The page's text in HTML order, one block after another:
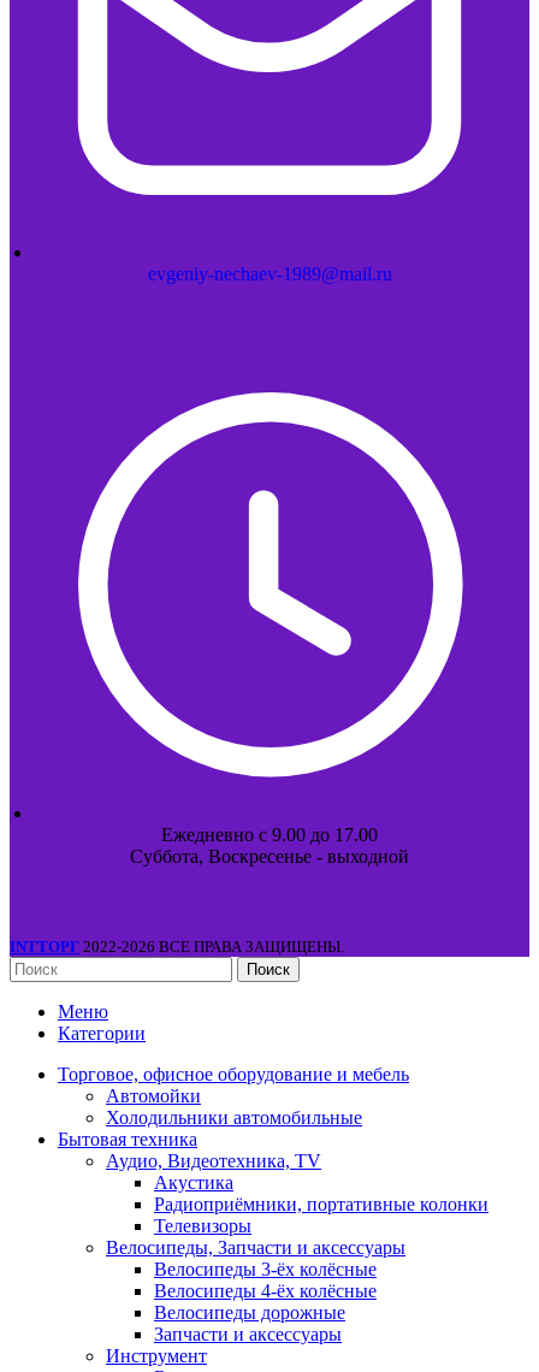
evgeniy-nechaev-1989@mail.ru
Ежедневно с 9.00 до 17.00
Суббота, Воскресенье - выходной
INTТОРГ 2022-2026 ВСЕ ПРАВА ЗАЩИЩЕНЫ.
Поиск
Меню
Категории
Торговое, офисное оборудование и мебель
Автомойки
Холодильники автомобильные
Бытовая техника
Аудио, Видеотехника, TV
Акустика
Радиоприёмники, портативные колонки
Телевизоры
Велосипеды, Запчасти и аксессуары
Велосипеды 3-ёх колёсные
Велосипеды 4-ёх колёсные
Велосипеды дорожные
Запчасти и аксессуары
Инструмент